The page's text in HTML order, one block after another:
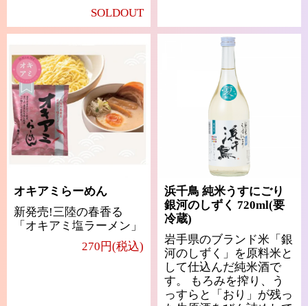
SOLDOUT
オキアミらーめん
新発売!三陸の春香る
「オキアミ塩ラーメン」
270円(税込)
浜千鳥 純米うすにごり
銀河のしずく 720ml(要
冷蔵)
岩手県のブランド米「銀
河のしずく」を原料米と
して仕込んだ純米酒で
す。 もろみを搾り、う
っすらと「おり」が残っ